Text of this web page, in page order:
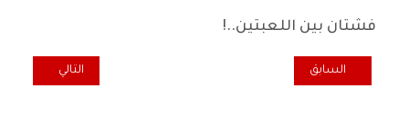
فشتان بين اللعبتين..!
المقال السابق: ما هو الأنسب للعراق ــ الحكم البرلماني أم الحكم
السابق المقال التالي:
التالي